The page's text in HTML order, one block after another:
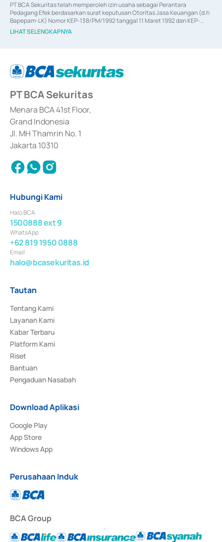
PT BCA Sekuritas telah memperoleh izin usaha sebagai Perantara
Pedagang Efek berdasarkan surat keputusan Otoritas Jasa Keuangan (d.h
Bapepam-LK) Nomor KEP-138/PM/1992 tanggal 11 Maret 1992 dan KEP-
06/D.04/2014 tanggal 28 Februari 2014, izin usaha sebagai Penjamin Emisi
Efek berdasarkan surat keputusan Otoritas Jasa Keuangan Nomor KEP-
berdasarkan surat keputusan Otoritas Jasa Keuangan Nomor S-
67/PM.21/2017 tanggal 3 Februari 2017, dan beberapa izin usaha lainnya
Sertifikat Deposito di Pasar Uang yang izinnya diterbitkan pada tahun 2017
dan izin usaha lainnya dari Bank Indonesia sebagai Lembaga Pendukung
Penerbitan, Transaksi, serta Penatausahaan dan Penyelesaian Transaksi
Surat Berharga Komersial yang izinnya diterbitkan pada tahun 2018.
LIHAT SELENGKAPNYA
PT BCA Sekuritas
Menara BCA 41st Floor,
Grand Indonesia
Jl. MH Thamrin No. 1
Jakarta 10310
Hubungi Kami
Halo BCA
1500888 ext 9
WhatsApp
+62 819 1950 0888
Email
halo@bcasekuritas.id
Tautan
Tentang Kami
Layanan Kami
Kabar Terbaru
Platform Kami
Riset
Bantuan
Pengaduan Nasabah
Download Aplikasi
Google Play
App Store
Windows App
Perusahaan Induk
BCA Group